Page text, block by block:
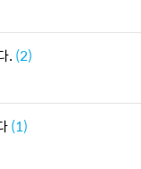
. (2)
(1)